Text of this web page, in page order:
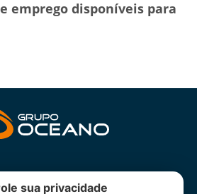
emprego disponíveis para
INSTITUCIONAL
sua privacidade